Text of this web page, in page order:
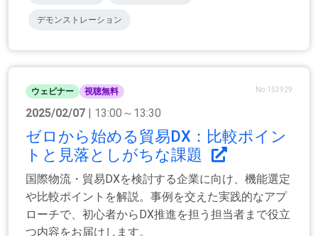
デモンストレーション
ウェビナー 視聴無料 No.153929
2025/02/07 | 13:00～13:30
ゼロから始める貿易DX：比較ポイン
トと見落としがちな課題
国際物流・貿易DXを検討する企業に向け、機能選定
や比較ポイントを解説。事例を交えた実践的なアプ
ローチで、初心者からDX推進を担う担当者まで役立
つ内容をお届けします。